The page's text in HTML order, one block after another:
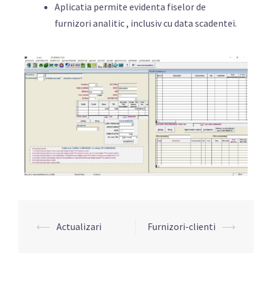
Aplicatia permite evidenta fiselor de
furnizori analitic , inclusiv cu data scadentei.
⟵ Actualizari Furnizori-clienti ⟶